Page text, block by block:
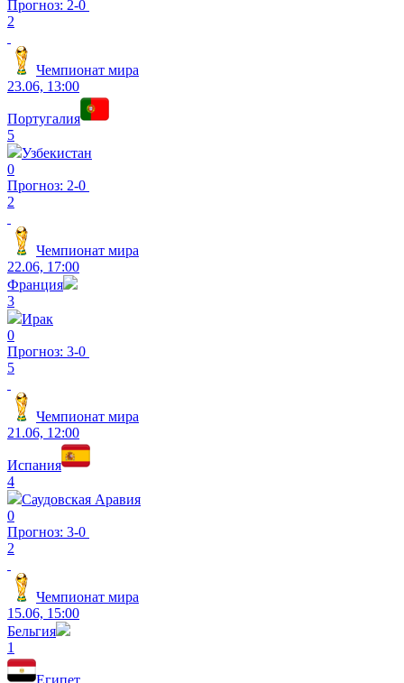
Прогноз: 2-0
2
Чемпионат мира
23.06, 13:00
Португалия
5
Узбекистан
0
Прогноз: 2-0
2
Чемпионат мира
22.06, 17:00
Франция
3
Ирак
0
Прогноз: 3-0
5
Чемпионат мира
21.06, 12:00
Испания
4
Саудовская Аравия
0
Прогноз: 3-0
2
Чемпионат мира
15.06, 15:00
Бельгия
1
Египет